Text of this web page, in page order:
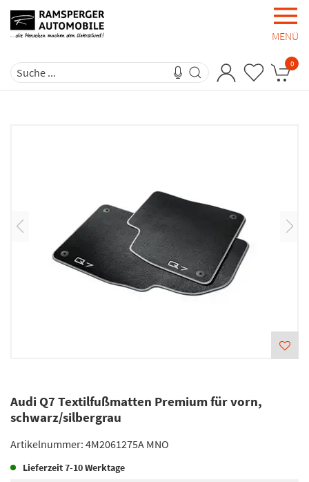
MENÜ
0
Audi Q7 Textilfußmatten Premium für vorn,
schwarz/silbergrau
Artikelnummer: 4M2061275A MNO
Lieferzeit7-10 Werktage